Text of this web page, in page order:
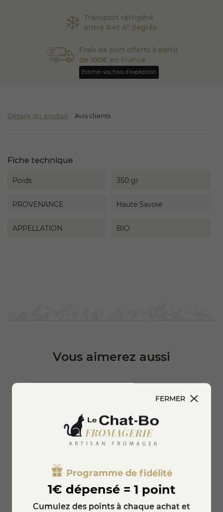
Transport réfrigéré
entre 0 et 4° degrés
Frais de port offerts à partir
de 100€ en France
Estimer vos frais d'expédition
Détails du produit Avis clients
Fiche technique
Poids 350 gr
PROVENANCE Haute Savoie
APPELLATION BIO
Vous aimerez aussi
FERMER
Programme de fidélité
1€ dépensé = 1 point
Cumulez des points à chaque achat et